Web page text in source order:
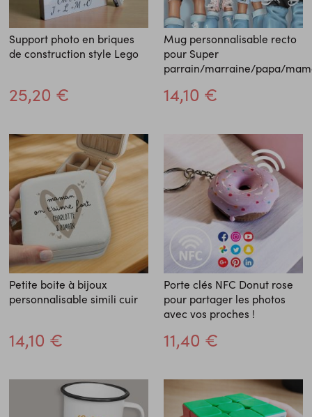
Support photo en briques
de construction style Lego
25,20 €
Mug personnalisable recto
pour Super
parrain/marraine/papa/
14,10 €
Petite boite à bijoux
personnalisable simili cuir
14,10 €
Porte clés NFC Donut rose
pour partager les photos
avec vos proches !
11,40 €